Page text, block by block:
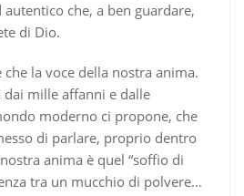
che, a ben guardare,
di Dio.
che la voce della nostra anima.
dai mille affanni e dalle
moderno ci propone, che
di parlare, proprio dentro
anima è quel “soffio di
tra un mucchio di polvere…